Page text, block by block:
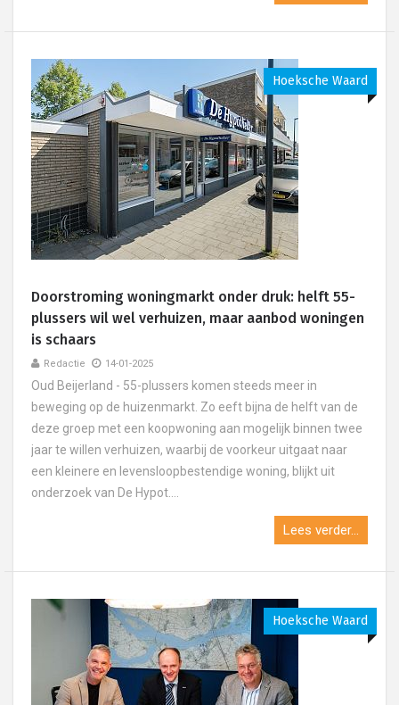
Hoeksche Waard
Doorstroming woningmarkt onder druk: helft 55-
plussers wil wel verhuizen, maar aanbod woningen
is schaars
Redactie 14-01-2025
Oud Beijerland - 55-plussers komen steeds meer in
beweging op de huizenmarkt. Zo eeft bijna de helft van de
deze groep met een koopwoning aan mogelijk binnen twee
jaar te willen verhuizen, waarbij de voorkeur uitgaat naar
een kleinere en levensloopbestendige woning, blijkt uit
onderzoek van De Hypot....
Lees verder...
Hoeksche Waard